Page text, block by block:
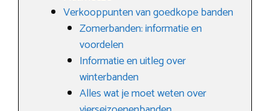
Verkooppunten van goedkope banden
Zomerbanden: informatie en
voordelen
Informatie en uitleg over
winterbanden
Alles wat je moet weten over